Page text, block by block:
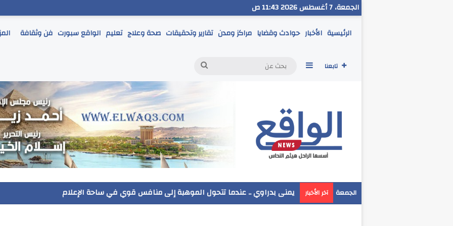
الجمعة، 7 أغسطس 2026 11:43 ص
الرئيسية الأخبار حوادث وقضايا مراكز ومدن تقارير وتحقيقات صحة وعلاج تعليم الواقع سبورت فن وثقافة
تابعنا إضافة عمود جانبي
بحث
الجمعة آخر الأخبار مدير تعليم البحر الاحمر يتابع انطلاق امتحانات الشهادة الإعدادية ويؤكد: الانضباط